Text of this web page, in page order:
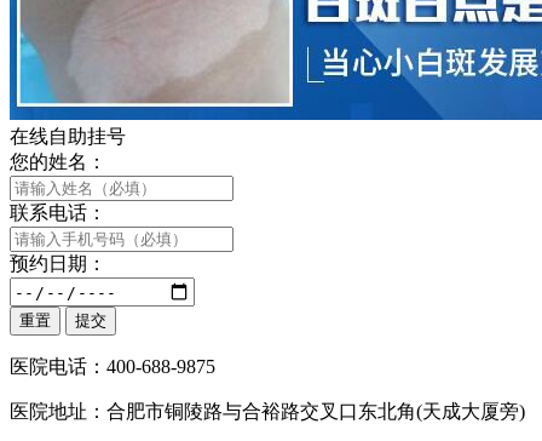
在线自助挂号
您的姓名：
联系电话：
预约日期：
医院电话：400-688-9875
医院地址：合肥市铜陵路与合裕路交叉口东北角(天成大厦旁)